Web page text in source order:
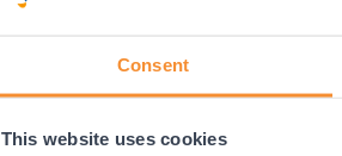
Consent
This website uses cookies